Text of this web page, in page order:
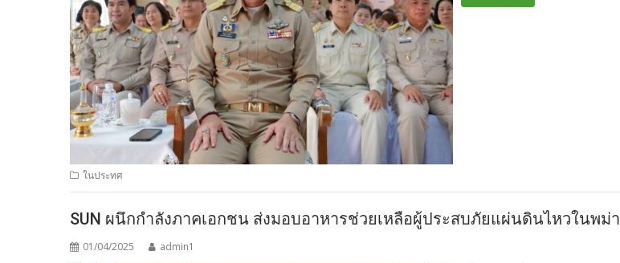
ในประทศ
SUN ผนึกกำลังภาคเอกชน ส่งมอบอาหารช่วยเหลือผู้ประสบภัยแผ่นดินไหวในพม่า
01/04/2025 admin1